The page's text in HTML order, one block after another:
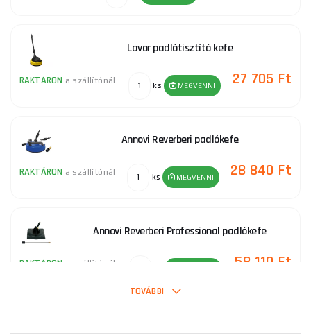
Lavor padlótisztító kefe
RAKTÁRON a szállítónál ks MEGVENNI 27 705 Ft
Annovi Reverberi padlókefe
RAKTÁRON a szállítónál ks MEGVENNI 28 840 Ft
Annovi Reverberi Professional padlókefe
RAKTÁRON a szállítónál 58 110 Ft
TOVÁBBI